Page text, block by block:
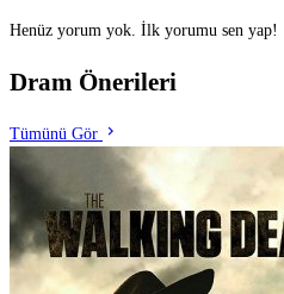
Henüz yorum yok. İlk yorumu sen yap!
Dram Önerileri
Tümünü Gör chevron_right